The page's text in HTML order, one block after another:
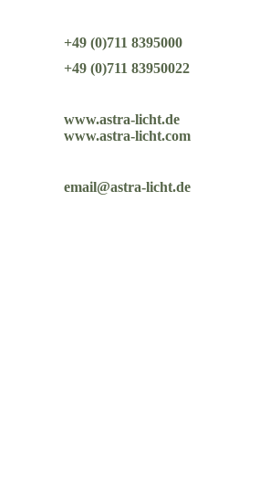
+49 (0)711 8395000
+49 (0)711 83950022
www.astra-licht.de
www.astra-licht.com
email@astra-licht.de